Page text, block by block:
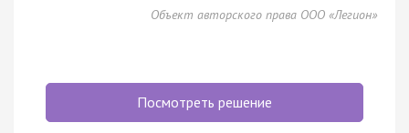
Объект авторского права ООО «Легион»
Посмотреть решение